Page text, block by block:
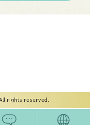
rights reserved.